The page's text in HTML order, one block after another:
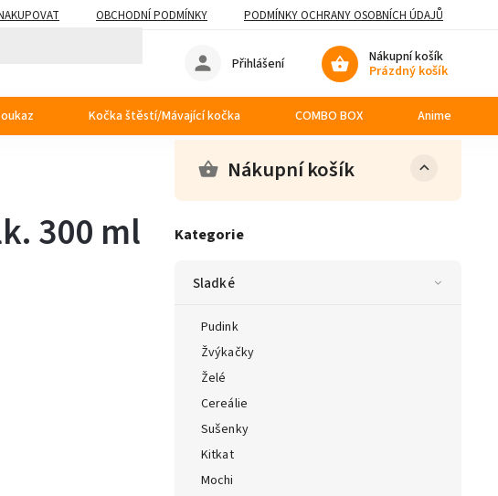
OBCHODNÍ PODMÍNKY PODMÍNKY OCHRANY OSOBNÍCH ÚDAJŮ
Nákupní košík
Prázdný košík
Přihlášení
Kočka štěstí/Mávající kočka COMBO BOX Anime
Nákupní košík
Kategorie
Sladké
Pudink
Žvýkačky
Želé
Cereálie
Sušenky
Kitkat
Mochi
300 ml